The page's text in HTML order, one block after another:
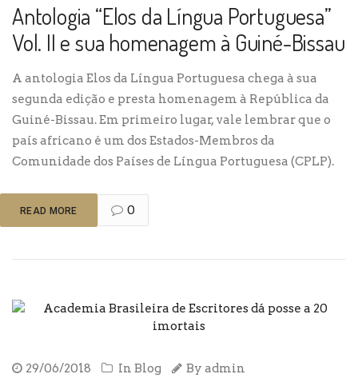
Antologia “Elos da Língua Portuguesa”
Vol. II e sua homenagem à Guiné-Bissau
A antologia Elos da Língua Portuguesa chega à sua
segunda edição e presta homenagem à República da
Guiné-Bissau. Em primeiro lugar, vale lembrar que o
país africano é um dos Estados-Membros da
Comunidade dos Países de Língua Portuguesa (CPLP).
READ MORE 0
29/06/2018 In Blog By admin